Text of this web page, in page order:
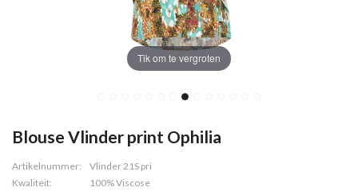
Tik om te vergroten
Blouse Vlinder print Ophilia
Artikelnummer:
Vlinder 21S pri
Kwaliteit:
100% Viscose